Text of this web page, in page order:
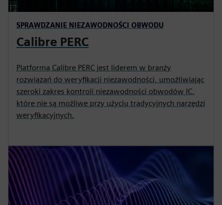
SPRAWDZANIE NIEZAWODNOŚCI OBWODU
Calibre PERC
Platforma Calibre PERC jest liderem w branży
rozwiązań do weryfikacji niezawodności, umożliwiając
szeroki zakres kontroli niezawodności obwodów IC,
które nie są możliwe przy użyciu tradycyjnych narzędzi
weryfikacyjnych.